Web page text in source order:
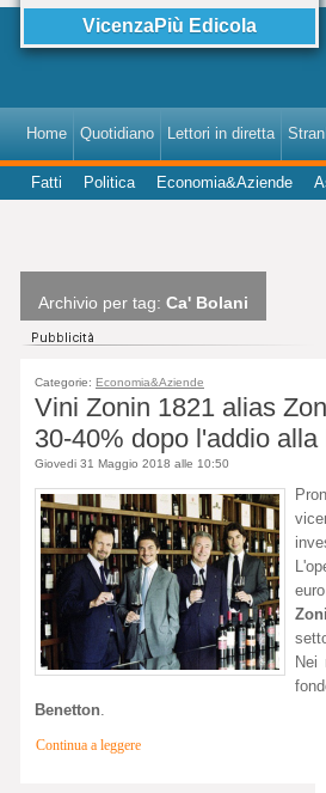
VicenzaPiù Edicola
Home Quotidiano Lettori in diretta
Fatti Politica Economia&Aziende
Archivio per tag: Ca' Bolani
Categorie: Economia&Aziende
Vini Zonin 1821 alias
30-40% dopo l'addio
Giovedi 31 Maggio 2018 alle 10:50
Nei
Benetton.
Continua a leggere